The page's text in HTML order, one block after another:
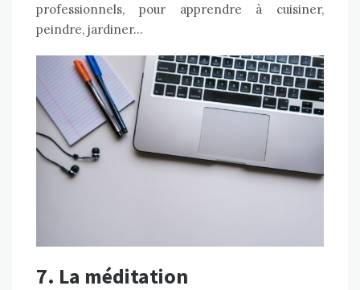
professionnels, pour apprendre à cuisiner,
peindre, jardiner…
7. La méditation